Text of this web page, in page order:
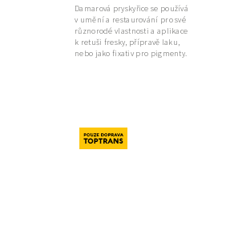
Damarová pryskyřice se používá
v umění a restaurování pro své
různorodé vlastnosti a aplikace
k retuši fresky, přípravě laku,
nebo jako fixativ pro pigmenty.
Novinka